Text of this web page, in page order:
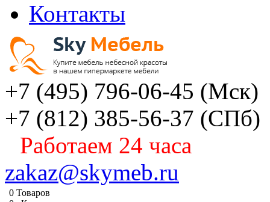
Контакты
+7 (495) 796-06-45 (Мск)
+7 (812) 385-56-37 (СПб)
Работаем 24 часа
zakaz@skymeb.ru
0 Товаров